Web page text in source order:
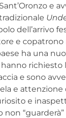
Sant’Oronzo e
dell’arrivo
e copatrono
ha una
richiesto
e sono
e attenzione
e
non